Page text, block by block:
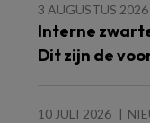
3 AUGUSTUS 2026
Interne
Dit zijn de
10 JULI 2026